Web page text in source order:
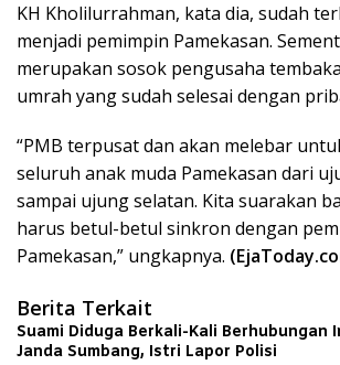
KH Kholilurrahman, kata dia, sudah
menjadi pemimpin Pamekasan.
merupakan sosok pengusaha
umrah yang sudah selesai dengan
“PMB terpusat dan akan melebar
seluruh anak muda Pamekasan dari
sampai ujung selatan. Kita suarakan
harus betul-betul sinkron dengan
Pamekasan,” ungkapnya.
Berita Terkait
Suami Diduga Berkali-Kali Berhubungan
Janda Sumbang, Istri Lapor Polisi